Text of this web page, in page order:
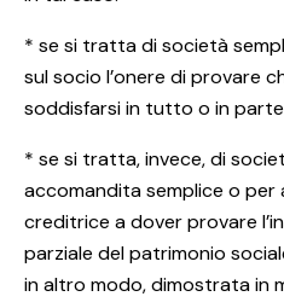
* se si tratta di società
sul socio l’onere di provare
soddisfarsi in tutto o in
* se si tratta, invece, di
accomandita semplice o per
creditrice a dover provare
parziale del patrimonio
in altro modo, dimostrata in